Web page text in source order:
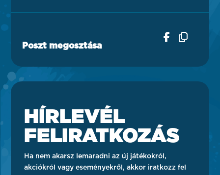
Poszt megosztása
HÍRLEVÉL
FELIRATKOZÁS
Ha nem akarsz lemaradni az új játékokról,
akciókról vagy eseményekről, akkor iratkozz fel